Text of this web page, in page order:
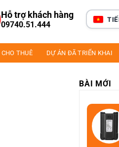
Hỗ trợ khách hàng
09740.51.444
CHO THUÊ DỰ ÁN ĐÃ TRIỂN KHAI
BÀI MỚI